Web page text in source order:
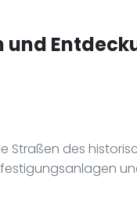
Straßen des